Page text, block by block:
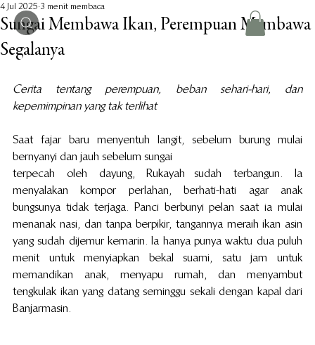
Sungai Membawa Ikan, Perempuan Membawa
Segalanya
4 Jul 2025 3 menit membaca
Cerita tentang perempuan, beban sehari-hari, dan
kepemimpinan yang tak terlihat
Saat fajar baru menyentuh langit, sebelum burung mulai
bernyanyi dan jauh sebelum sungai
terpecah oleh dayung, Rukayah sudah terbangun. Ia
menyalakan kompor perlahan, berhati-hati agar anak
bungsunya tidak terjaga. Panci berbunyi pelan saat ia mulai
menanak nasi, dan tanpa berpikir, tangannya meraih ikan asin
yang sudah dijemur kemarin. Ia hanya punya waktu dua puluh
menit untuk menyiapkan bekal suami, satu jam untuk
memandikan anak, menyapu rumah, dan menyambut
tengkulak ikan yang datang seminggu sekali dengan kapal dari
Banjarmasin.